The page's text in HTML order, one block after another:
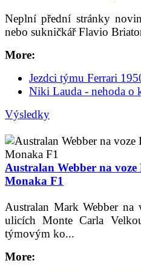
Neplní přední stránky
nebo sukničkář Flavio
More:
Jezdci týmu Ferrari
Niki Lauda - nehoda o
Výsledky
Australan Webber na
Monaka F1
Australan Mark Webber
ulicích Monte Carla
týmovým ko...
More: